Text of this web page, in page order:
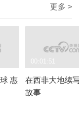
更多 >
惠
在西非大地续
故事
00:01:51